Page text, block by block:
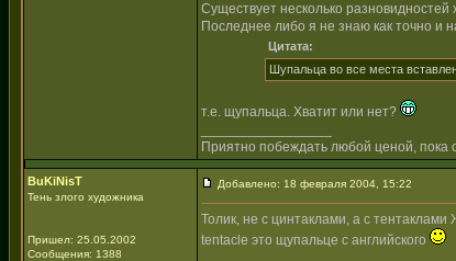
Существует несколько
Последнее либо я не знаю как точно и
Цитата:
Шупальца во все места
т.е. щупальца. Хватит или нет?
Приятно побеждать любой ценой, пока
BuKiNisT
Тень злого художника
Пришел: 25.05.2002
Сообщения: 1388
Добавлено: 18 февраля 2004, 15:22
Толик, не с цинтаклами, а с тентаклами
tentacle это щупальце с английского